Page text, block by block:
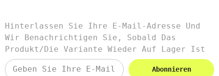
Hinterlassen Sie Ihre E-Mail-Adresse Und
Wir Benachrichtigen Sie, Sobald Das
Produkt/die Variante Wieder Auf Lager Ist
Abonnieren